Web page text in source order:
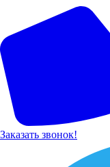
Заказать звонок!